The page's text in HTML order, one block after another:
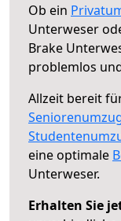
Ob ein
Unterweser
Brake
problemlos
Allzeit bereit
eine optimale
Unterweser.
Erhalten Sie